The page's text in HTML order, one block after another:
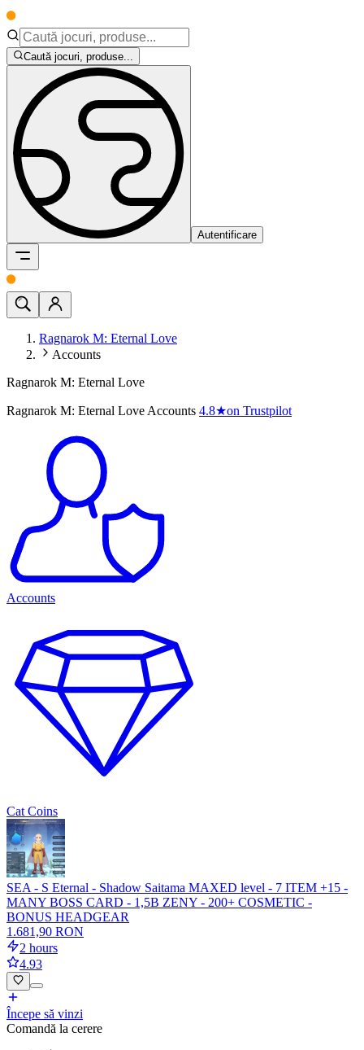
Caută jocuri, produse...
Autentificare
Ragnarok M: Eternal Love
Accounts
Ragnarok M: Eternal Love
Ragnarok M: Eternal Love Accounts 4.8★on Trustpilot
Accounts
Cat Coins
SEA - S Eternal - Shadow Saitama MAXED level - 7 ITEM +15 -
MANY BOSS CARD - 1,5B ZENY - 200+ COSMETIC -
BONUS HEADGEAR
1.681,90 RON
2 hours
4.93
Începe să vinzi
Comandă la cerere